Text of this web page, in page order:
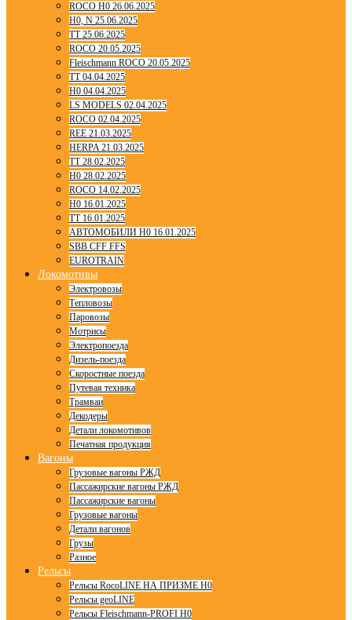
ROCO H0 26.06.2025
H0, N 25.06.2025
TT 25.06.2025
ROCO 20.05.2025
Fleischmann ROCO 20.05.2025
TT 04.04.2025
H0 04.04.2025
LS MODELS 02.04.2025
ROCO 02.04.2025
REE 21.03.2025
HERPA 21.03.2025
TT 28.02.2025
H0 28.02.2025
ROCO 14.02.2025
H0 16.01.2025
TT 16.01.2025
АВТОМОБИЛИ H0 16.01.2025
SBB CFF FFS
EUROTRAIN
Локомотивы
Электровозы
Тепловозы
Паровозы
Мотрисы
Электропоезда
Дизель-поезда
Скоростные поезда
Путевая техника
Трамваи
Декодеры
Детали локомотивов
Печатная продукция
Вагоны
Грузовые вагоны РЖД
Пассажирские вагоны РЖД
Пассажирские вагоны
Грузовые вагоны
Детали вагонов
Грузы
Разное
Рельсы
Рельсы RocoLINE НА ПРИЗМЕ H0
Рельсы geoLINE
Рельсы Fleischmann-PROFI H0